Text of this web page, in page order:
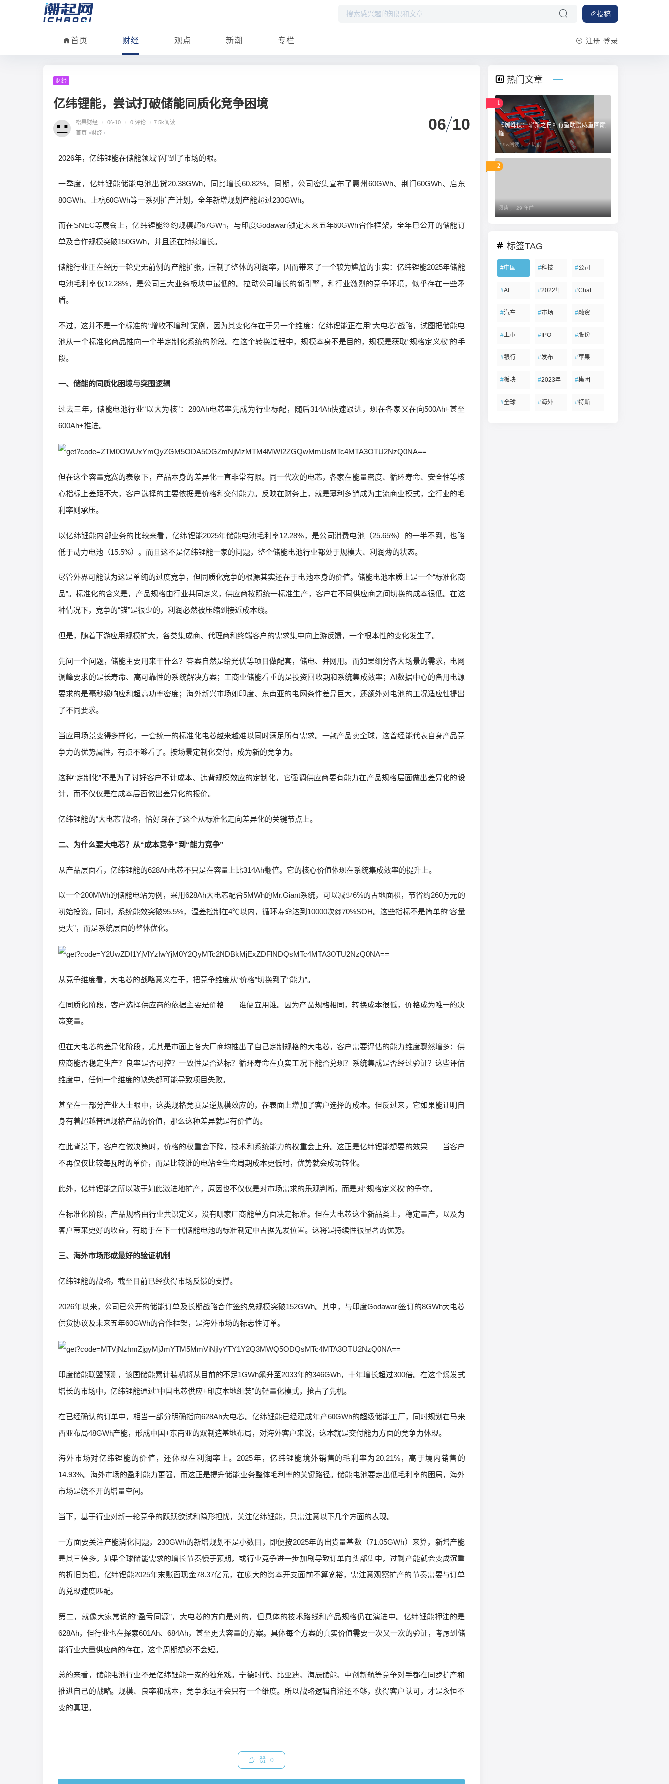
投稿
首页 财经 观点 新潮 专栏 注册 登录
财经
亿纬锂能，尝试打破储能同质化竞争困境
松果财经 / 06-10 / 0 评论 / 7.5k阅读
首页 >财经 › 06 10
2026年，亿纬锂能在储能领域“闪”到了市场的眼。
一季度，亿纬锂能储能电池出货20.38GWh，同比增长60.82%。同期，公司密集宣布了惠州60GWh、荆门60GWh、启东
80GWh、上杭60GWh等一系列扩产计划，全年新增规划产能超过230GWh。
而在SNEC等展会上，亿纬锂能签约规模超67GWh，与印度Godawari锁定未来五年60GWh合作框架，全年已公开的储能订
单及合作规模突破150GWh，并且还在持续增长。
储能行业正在经历一轮史无前例的产能扩张，压制了整体的利润率，因而带来了一个较为尴尬的事实：亿纬锂能2025年储能
电池毛利率仅12.28%，是公司三大业务板块中最低的。拉动公司增长的新引擎，和行业激烈的竞争环境，似乎存在一些矛
盾。
不过，这并不是一个标准的“增收不增利”案例，因为其变化存在于另一个维度：亿纬锂能正在用“大电芯”战略，试图把储能电
池从一个标准化商品推向一个半定制化系统的阶段。在这个转换过程中，规模本身不是目的，规模是获取“规格定义权”的手
段。
一、储能的同质化困境与突围逻辑
过去三年，储能电池行业“以大为核”：280Ah电芯率先成为行业标配，随后314Ah快速跟进，现在各家又在向500Ah+甚至
600Ah+推进。
但在这个容量竞赛的表象下，产品本身的差异化一直非常有限。同一代次的电芯，各家在能量密度、循环寿命、安全性等核
心指标上差距不大，客户选择的主要依据是价格和交付能力。反映在财务上，就是薄利多销成为主流商业模式，全行业的毛
利率则承压。
以亿纬锂能内部业务的比较来看，亿纬锂能2025年储能电池毛利率12.28%，是公司消费电池（25.65%）的一半不到，也略
低于动力电池（15.5%）。而且这不是亿纬锂能一家的问题，整个储能电池行业都处于规模大、利润薄的状态。
尽管外界可能认为这是单纯的过度竞争，但同质化竞争的根源其实还在于电池本身的价值。储能电池本质上是一个“标准化商
品”。标准化的含义是，产品规格由行业共同定义，供应商按照统一标准生产，客户在不同供应商之间切换的成本很低。在这
种情况下，竞争的“锚”是很少的，利润必然被压缩到接近成本线。
但是，随着下游应用规模扩大，各类集成商、代理商和终端客户的需求集中向上游反馈，一个根本性的变化发生了。
先问一个问题，储能主要用来干什么？答案自然是给光伏等项目做配套，储电、并网用。而如果细分各大场景的需求，电网
调峰要求的是长寿命、高可靠性的系统解决方案；工商业储能看重的是投资回收期和系统集成效率；AI数据中心的备用电源
要求的是毫秒级响应和超高功率密度；海外新兴市场如印度、东南亚的电网条件差异巨大，还额外对电池的工况适应性提出
了不同要求。
当应用场景变得多样化，一套统一的标准化电芯越来越难以同时满足所有需求。一款产品卖全球，这曾经能代表自身产品竞
争力的优势属性，有点不够看了。按场景定制化交付，成为新的竞争力。
这种“定制化”不是为了讨好客户不计成本、违背规模效应的定制化，它强调供应商要有能力在产品规格层面做出差异化的设
计，而不仅仅是在成本层面做出差异化的报价。
亿纬锂能的“大电芯”战略，恰好踩在了这个从标准化走向差异化的关键节点上。
二、为什么要大电芯？从“成本竞争”到“能力竞争”
从产品层面看，亿纬锂能的628Ah电芯不只是在容量上比314Ah翻倍。它的核心价值体现在系统集成效率的提升上。
以一个200MWh的储能电站为例，采用628Ah大电芯配合5MWh的Mr.Giant系统，可以减少6%的占地面积，节省约260万元的
初始投资。同时，系统能效突破95.5%，温差控制在4℃以内，循环寿命达到10000次@70%SOH。这些指标不是简单的“容量
更大”，而是系统层面的整体优化。
从竞争维度看，大电芯的战略意义在于，把竞争维度从“价格”切换到了“能力”。
在同质化阶段，客户选择供应商的依据主要是价格——谁便宜用谁。因为产品规格相同，转换成本很低，价格成为唯一的决
策变量。
但在大电芯的差异化阶段，尤其是市面上各大厂商均推出了自己定制规格的大电芯，客户需要评估的能力维度骤然增多：供
应商能否稳定生产？良率是否可控？一致性是否达标？循环寿命在真实工况下能否兑现？系统集成是否经过验证？这些评估
维度中，任何一个维度的缺失都可能导致项目失败。
甚至在一部分产业人士眼中，这类规格竞赛是逆规模效应的，在表面上增加了客户选择的成本。但反过来，它如果能证明自
身有着超越普通规格产品的价值，那么这种差异就是有价值的。
在此背景下，客户在做决策时，价格的权重会下降，技术和系统能力的权重会上升。这正是亿纬锂能想要的效果——当客户
不再仅仅比较每瓦时的单价，而是比较谁的电站全生命周期成本更低时，优势就会成功转化。
此外，亿纬锂能之所以敢于如此激进地扩产，原因也不仅仅是对市场需求的乐观判断，而是对“规格定义权”的争夺。
在标准化阶段，产品规格由行业共识定义，没有哪家厂商能单方面决定标准。但在大电芯这个新品类上，稳定量产，以及为
客户带来更好的收益，有助于在下一代储能电池的标准制定中占据先发位置。这将是持续性很显著的优势。
三、海外市场形成最好的验证机制
亿纬锂能的战略，截至目前已经获得市场反馈的支撑。
2026年以来，公司已公开的储能订单及长期战略合作签约总规模突破152GWh。其中，与印度Godawari签订的8GWh大电芯
供货协议及未来五年60GWh的合作框架，是海外市场的标志性订单。
印度储能联盟预测，该国储能累计装机将从目前的不足1GWh飙升至2033年的346GWh，十年增长超过300倍。在这个爆发式
增长的市场中，亿纬锂能通过“中国电芯供应+印度本地组装”的轻量化模式，抢占了先机。
在已经确认的订单中，相当一部分明确指向628Ah大电芯。亿纬锂能已经建成年产60GWh的超级储能工厂，同时规划在马来
西亚布局48GWh产能，形成中国+东南亚的双制造基地布局，对海外客户来说，这本就是交付能力方面的竞争力体现。
海外市场对亿纬锂能的价值，还体现在利润率上。2025年，亿纬锂能境外销售的毛利率为20.21%，高于境内销售的
14.93%。海外市场的盈利能力更强，而这正是提升储能业务整体毛利率的关键路径。储能电池要走出低毛利率的困局，海外
市场是绕不开的增量空间。
当下，基于行业对新一轮竞争的跃跃欲试和隐形担忧，关注亿纬锂能，只需注意以下几个方面的表现。
一方面要关注产能消化问题，230GWh的新增规划不是小数目，即便按2025年的出货量基数（71.05GWh）来算，新增产能
是其三倍多。如果全球储能需求的增长节奏慢于预期，或行业竞争进一步加剧导致订单向头部集中，过剩产能就会变成沉重
的折旧负担。亿纬锂能2025年末账面现金78.37亿元，在庞大的资本开支面前不算宽裕，需注意观察扩产的节奏需要与订单
的兑现速度匹配。
第二，就像大家常说的“盈亏同源”，大电芯的方向是对的，但具体的技术路线和产品规格仍在演进中。亿纬锂能押注的是
628Ah，但行业也在探索601Ah、684Ah，甚至更大容量的方案。具体每个方案的真实价值需要一次又一次的验证，考虑到储
能行业大量供应商的存在，这个周期想必不会短。
总的来看，储能电池行业不是亿纬锂能一家的独角戏。宁德时代、比亚迪、海辰储能、中创新航等竞争对手都在同步扩产和
推进自己的战略。规模、良率和成本，竞争永远不会只有一个维度。所以战略逻辑自洽还不够，获得客户认可，才是永恒不
变的真理。
赞 0
热门文章
1
《蜘蛛侠：崭新之日》有望助漫威重回巅
峰
2.9w阅读 ，2 周前
2
阅读 ， 29 年前
标签TAG
#中国 #科技 #公司
#AI #2022年 #ChatGPT
#汽车 #市场 #融资
#上市 #IPO #股份
#银行 #发布 #苹果
#板块 #2023年 #集团
#全球 #海外 #特斯